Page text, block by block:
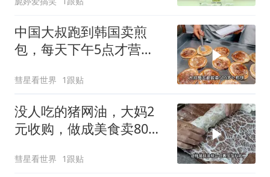
中国大叔跑到韩国卖煎
包，每天下午5点才营
彗星看世界 1跟贴
没人吃的猪网油，大妈2
元收购，做成美食卖80，
彗星看世界 1跟贴